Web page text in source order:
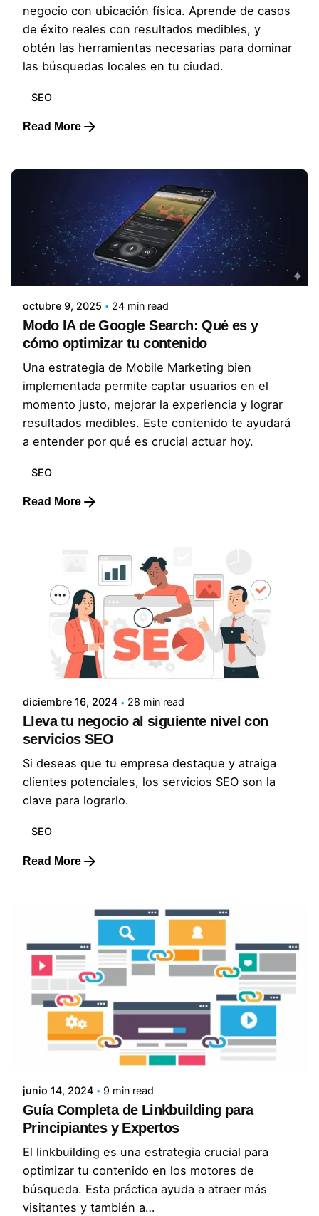
negocio con ubicación física. Aprende de casos
de éxito reales con resultados medibles, y
obtén las herramientas necesarias para dominar
las búsquedas locales en tu ciudad.
SEO
Read More
Posted by
Luis
octubre 9, 2025 24 min read
Modo IA de Google Search: Qué es y
cómo optimizar tu contenido
Una estrategia de Mobile Marketing bien
implementada permite captar usuarios en el
momento justo, mejorar la experiencia y lograr
resultados medibles. Este contenido te ayudará
a entender por qué es crucial actuar hoy.
SEO
Read More
Posted by
Lluvia Digital
diciembre 16, 2024 28 min read
Lleva tu negocio al siguiente nivel con
servicios SEO
Si deseas que tu empresa destaque y atraiga
clientes potenciales, los servicios SEO son la
clave para lograrlo.
SEO
Read More
Posted by
Lluvia Digital
junio 14, 2024 9 min read
Guía Completa de Linkbuilding para
Principiantes y Expertos
El linkbuilding es una estrategia crucial para
optimizar tu contenido en los motores de
búsqueda. Esta práctica ayuda a atraer más
visitantes y también a…